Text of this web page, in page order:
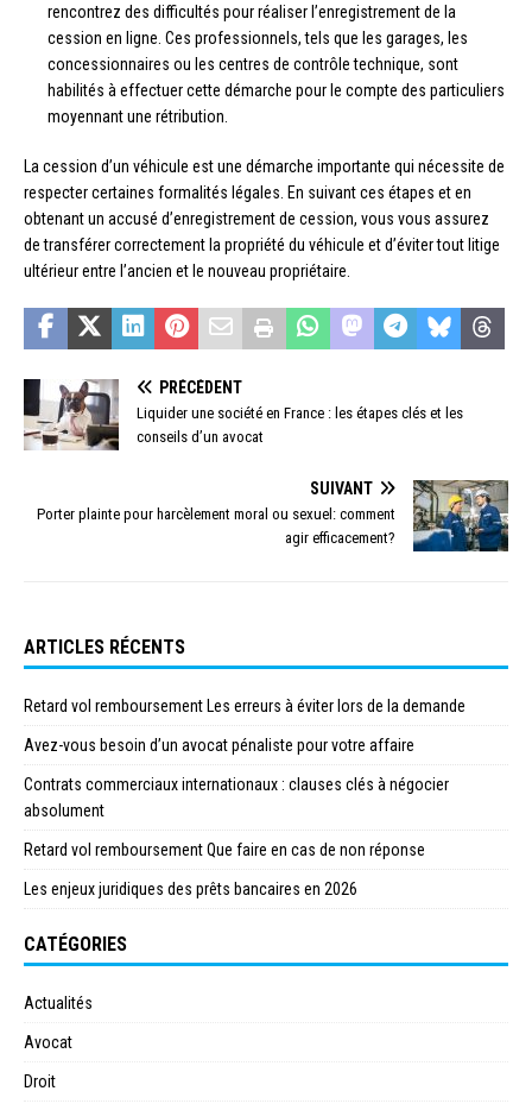
rencontrez des difficultés pour réaliser l’enregistrement de la
cession en ligne. Ces professionnels, tels que les garages, les
concessionnaires ou les centres de contrôle technique, sont
habilités à effectuer cette démarche pour le compte des particuliers
moyennant une rétribution.
La cession d’un véhicule est une démarche importante qui nécessite de
respecter certaines formalités légales. En suivant ces étapes et en
obtenant un accusé d’enregistrement de cession, vous vous assurez
de transférer correctement la propriété du véhicule et d’éviter tout litige
ultérieur entre l’ancien et le nouveau propriétaire.
PRÉCÉDENT
Liquider une société en France : les étapes clés et les
conseils d’un avocat
SUIVANT
Porter plainte pour harcèlement moral ou sexuel: comment
agir efficacement?
ARTICLES RÉCENTS
Retard vol remboursement Les erreurs à éviter lors de la demande
Avez-vous besoin d’un avocat pénaliste pour votre affaire
Contrats commerciaux internationaux : clauses clés à négocier
absolument
Retard vol remboursement Que faire en cas de non réponse
Les enjeux juridiques des prêts bancaires en 2026
CATÉGORIES
Actualités
Avocat
Droit